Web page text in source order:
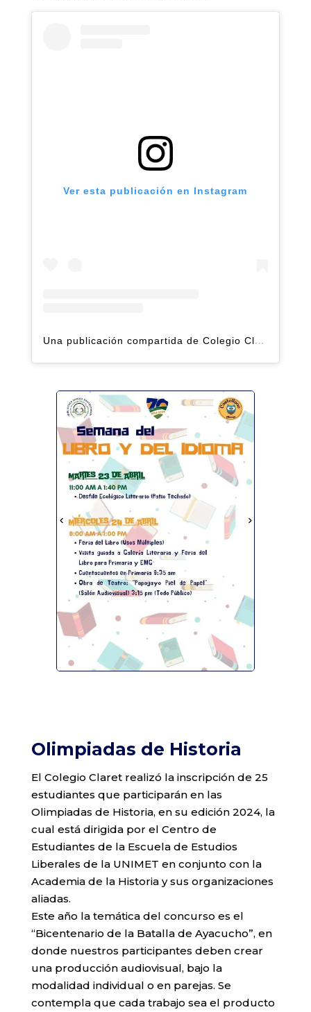
Ver esta publicación en Instagram
Una publicación compartida de Colegio Claret | Alto Hatillo (@clarethatillo)
Olimpiadas de Historia
El Colegio Claret realizó la inscripción de 25
estudiantes que participarán en las
Olimpiadas de Historia, en su edición 2024, la
cual está dirigida por el Centro de
Estudiantes de la Escuela de Estudios
Liberales de la UNIMET en conjunto con la
Academia de la Historia y sus organizaciones
aliadas.
Este año la temática del concurso es el
“Bicentenario de la Batalla de Ayacucho”, en
donde nuestros participantes deben crear
una producción audiovisual, bajo la
modalidad individual o en parejas. Se
contempla que cada trabajo sea el producto